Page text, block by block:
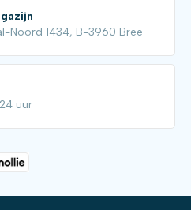
Noord 1434, B-3960 Bree
uur